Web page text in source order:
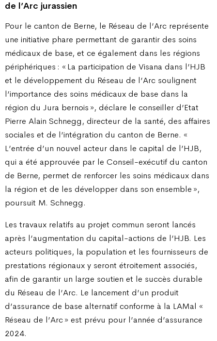
de l’Arc jurassien
Pour le canton de Berne, le Réseau de l’Arc représente
une initiative phare permettant de garantir des soins
médicaux de base, et ce également dans les régions
périphériques : « La participation de Visana dans l’HJB
et le développement du Réseau de l’Arc soulignent
l’importance des soins médicaux de base dans la
région du Jura bernois », déclare le conseiller d’Etat
Pierre Alain Schnegg, directeur de la santé, des affaires
sociales et de l’intégration du canton de Berne. «
L’entrée d’un nouvel acteur dans le capital de l’HJB,
qui a été approuvée par le Conseil-exécutif du canton
de Berne, permet de renforcer les soins médicaux dans
la région et de les développer dans son ensemble »,
poursuit M. Schnegg.
Les travaux relatifs au projet commun seront lancés
après l’augmentation du capital-actions de l’HJB. Les
acteurs politiques, la population et les fournisseurs de
prestations régionaux y seront étroitement associés,
afin de garantir un large soutien et le succès durable
du Réseau de l’Arc. Le lancement d’un produit
d’assurance de base alternatif conforme à la LAMal «
Réseau de l’Arc » est prévu pour l’année d’assurance
2024.